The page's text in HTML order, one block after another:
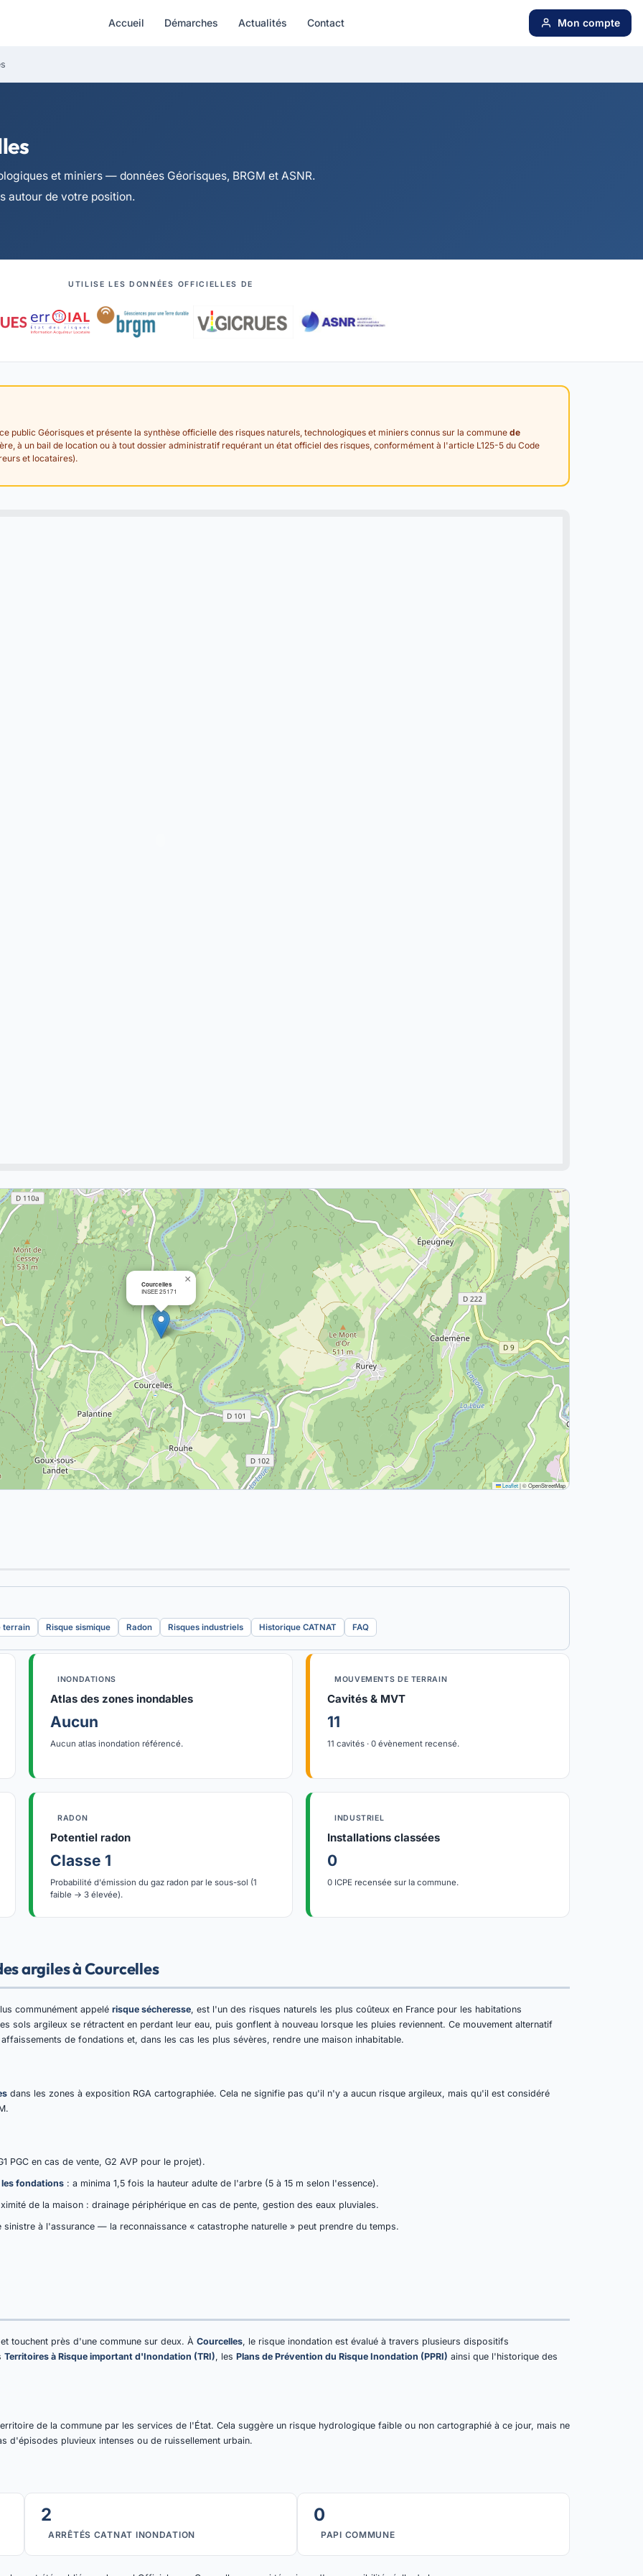
Accueil Démarches Actualités Contact Mon compte
et miniers — données Géorisques, BRGM et ASNR.
autour de votre position.
UTILISE LES DONNÉES OFFICIELLES DE
public Géorisques et présente la synthèse officielle des risques naturels, technologiques et miniers connus sur la commune de
à un bail de location ou à tout dossier administratif requérant un état officiel des risques, conformément à l'article L125-5 du Code
et locataires).
Courcelles
INSEE 25171
×
Leaflet|© OpenStreetMap
terrain Risque sismique Radon Risques industriels Historique CATNAT FAQ
INONDATIONS
Atlas des zones inondables
Aucun
Aucun atlas inondation référencé.
MOUVEMENTS DE TERRAIN
Cavités & MVT
11
11 cavités · 0 évènement recensé.
RADON
Potentiel radon
Classe 1
Probabilité d'émission du gaz radon par le sous-sol (1
faible → 3 élevée).
INDUSTRIEL
Installations classées
0
0 ICPE recensée sur la commune.
argiles à Courcelles
communément appelé risque sécheresse, est l'un des risques naturels les plus coûteux en France pour les habitations
sols argileux se rétractent en perdant leur eau, puis gonflent à nouveau lorsque les pluies reviennent. Ce mouvement alternatif
de fondations et, dans les cas les plus sévères, rendre une maison inhabitable.
dans les zones à exposition RGA cartographiée. Cela ne signifie pas qu'il n'y a aucun risque argileux, mais qu'il est considéré
PGC en cas de vente, G2 AVP pour le projet).
fondations : a minima 1,5 fois la hauteur adulte de l'arbre (5 à 15 m selon l'essence).
de la maison : drainage périphérique en cas de pente, gestion des eaux pluviales.
à l'assurance — la reconnaissance « catastrophe naturelle » peut prendre du temps.
touchent près d'une commune sur deux. À Courcelles, le risque inondation est évalué à travers plusieurs dispositifs
Territoires à Risque important d'Inondation (TRI), les Plans de Prévention du Risque Inondation (PPRI) ainsi que l'historique des
de la commune par les services de l'État. Cela suggère un risque hydrologique faible ou non cartographié à ce jour, mais ne
d'épisodes pluvieux intenses ou de ruissellement urbain.
2
ARRÊTÉS CATNAT INONDATION
0
PAPI COMMUNE